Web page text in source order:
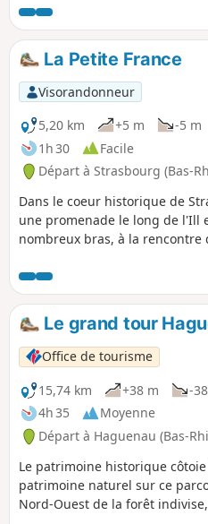
La Petite France
Visorandonneur
5,20 km
+5 m
-5 m
1h 30
Facile
Départ à Strasbourg (Bas-
Dans le coeur historique de
une promenade le long de l'Ill
nombreux bras, à la rencontre
Le grand tour
Office de tourisme
15,74 km
+38 m
-
4h 35
Moyenne
Départ à Haguenau (Bas-
Le patrimoine historique
patrimoine naturel sur ce
Nord-Ouest de la forêt indivise,